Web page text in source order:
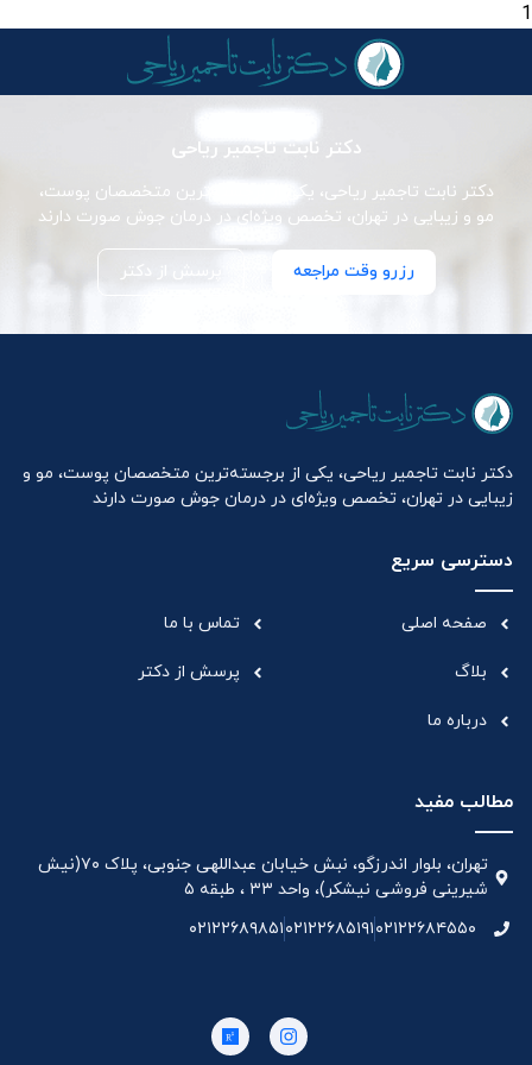
1
دکتر نابت تاجمیر ریاحی
دکتر نابت تاجمیر ریاحی، یکی از برجسته‌ترین متخصصان پوست،
مو و زیبایی در تهران، تخصص ویژه‌ای در درمان جوش صورت دارند
رزرو وقت مراجعه پرسش از دکتر
دکتر نابت تاجمیر ریاحی، یکی از برجسته‌ترین متخصصان پوست، مو و
زیبایی در تهران، تخصص ویژه‌ای در درمان جوش صورت دارند
دسترسی سریع
صفحه اصلی
بلاگ
درباره ما
تماس با ما
پرسش از دکتر
مطالب مفید
تهران، بلوار اندرزگو، نبش خیابان عبداللهی جنوبی، پلاک ۷۰(نیش
شیرینی فروشی نیشکر)، واحد ۳۳ ، طبقه ۵
۰۲۱۲۲۶۸۴۵۵۰۰۲۱۲۲۶۸۵۱۹۱۰۲۱۲۲۶۸۹۸۵۱